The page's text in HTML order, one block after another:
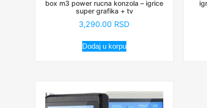
box m3 power rucna konzola – igrice
super grafika + tv
3,290.00 RSD
Dodaj u korpu